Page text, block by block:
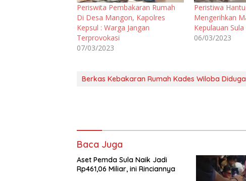
Periswita Pembakaran Rumah
Di Desa Mangon, Kapolres
Kepsul : Warga Jangan
Terprovokasi
07/03/2023
Peristiwa
Mengerihkan
Kepulauan Sula
06/03/2023
Berkas Kebakaran Rumah Kades Wiloba
Baca Juga
Aset Pemda Sula Naik Jadi
Rp461,06 Miliar, ini Rinciannya